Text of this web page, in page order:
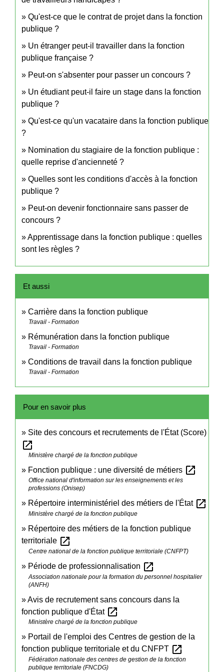
Qu'est-ce que le contrat de projet dans la fonction
publique ?
Un étranger peut-il travailler dans la fonction
publique française ?
Peut-on s'absenter pour passer un concours ?
Un étudiant peut-il faire un stage dans la fonction
publique ?
Qu'est-ce qu'un vacataire dans la fonction publique
?
Nomination du stagiaire de la fonction publique :
quelle reprise d'ancienneté ?
Quelles sont les conditions d'accès à la fonction
publique ?
Peut-on devenir fonctionnaire sans passer de
concours ?
Apprentissage dans la fonction publique : quelles
sont les règles ?
Et aussi
Carrière dans la fonction publique
Travail - Formation
Rémunération dans la fonction publique
Travail - Formation
Conditions de travail dans la fonction publique
Travail - Formation
Pour en savoir plus
Site des concours et recrutements de l'État (Score)
open_in_new
Ministère chargé de la fonction publique
Fonction publique : une diversité de métiers open_in_new
Office national d'information sur les enseignements et les
professions (Onisep)
Répertoire interministériel des métiers de l'État open_in_new
Ministère chargé de la fonction publique
Répertoire des métiers de la fonction publique
territoriale open_in_new
Centre national de la fonction publique territoriale (CNFPT)
Période de professionnalisation open_in_new
Association nationale pour la formation du personnel hospitalier
(ANFH)
Avis de recrutement sans concours dans la
fonction publique d'État open_in_new
Ministère chargé de la fonction publique
Portail de l'emploi des Centres de gestion de la
fonction publique territoriale et du CNFPT open_in_new
Fédération nationale des centres de gestion de la fonction
publique territoriale (FNCDG)